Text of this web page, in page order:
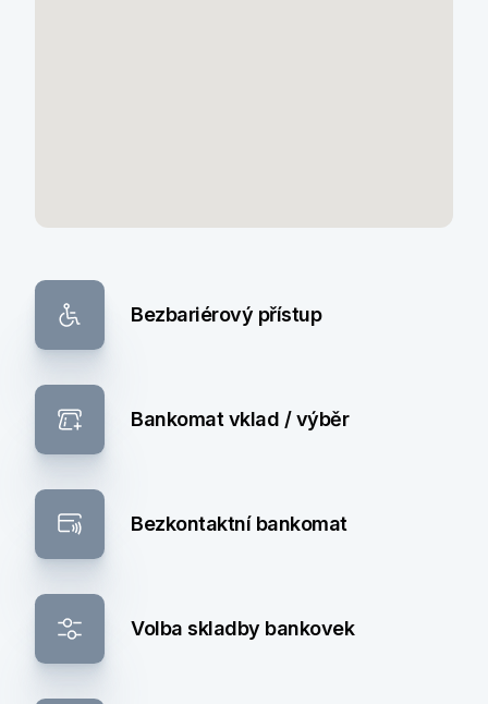
Bezbariérový přístup
Bankomat vklad / výběr
Bezkontaktní bankomat
Volba skladby bankovek